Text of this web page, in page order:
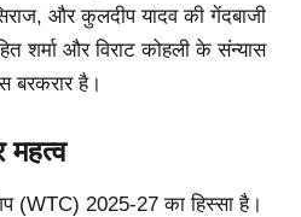
और कुलदीप यादव की गेंदबाजी
शर्मा और विराट कोहली के संन्यास
बरकरार है।
(WTC) 2025-27 का हिस्सा है।